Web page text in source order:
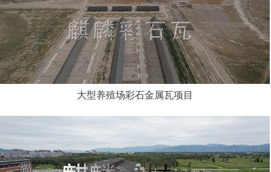
大型养殖场彩石金属瓦项目